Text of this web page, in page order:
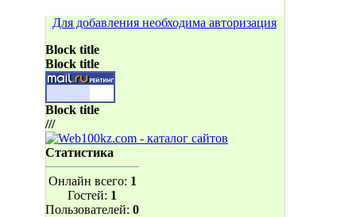
Для добавления необходима авторизация
Block title
Block title
Block title
///
Статистика
Онлайн всего: 1
Гостей: 1
Пользователей: 0